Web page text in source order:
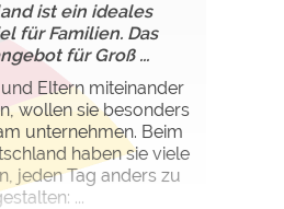
ist ein ideales
für Familien. Das
für Groß ...
Eltern miteinander
wollen sie besonders
unternehmen. Beim
haben sie viele
jeden Tag anders zu
...